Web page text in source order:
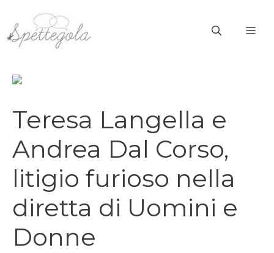
contenuto
Teresa Langella e
Andrea Dal Corso,
litigio furioso nella
diretta di Uomini e
Donne